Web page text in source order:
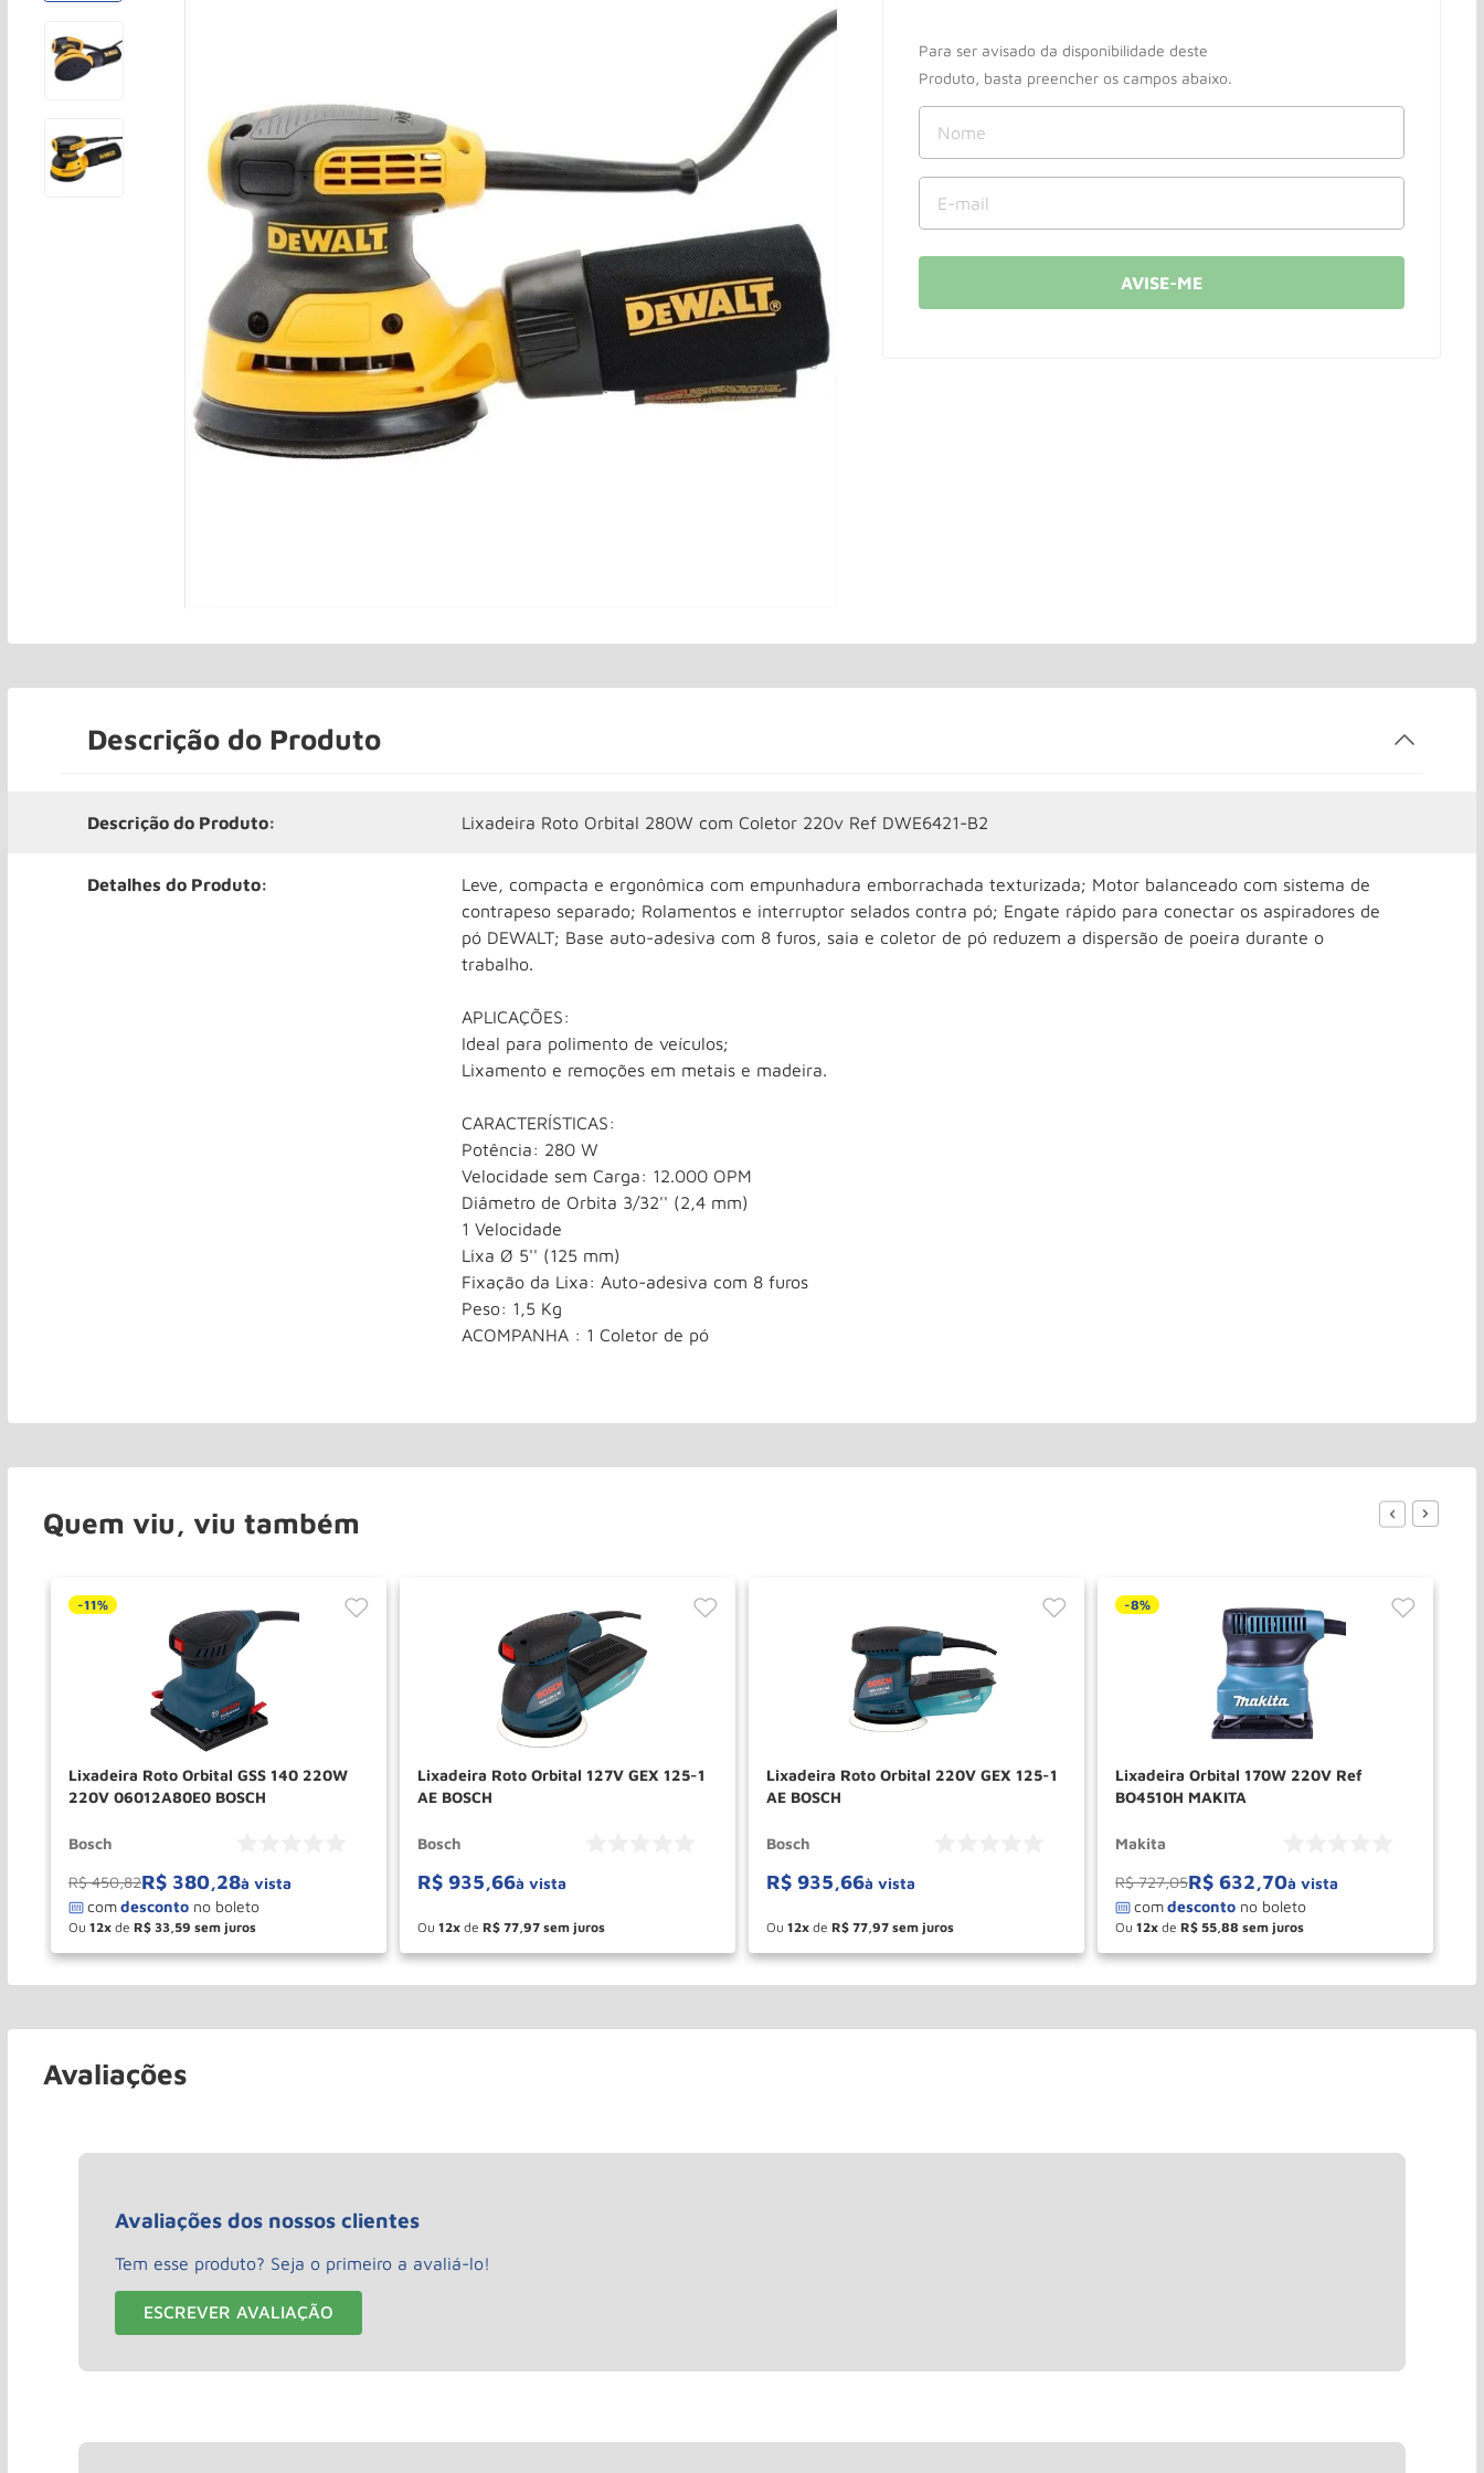
Descrição do Produto
Descrição do Produto: Lixadeira Roto Orbital 280W com Coletor 220v Ref DWE6421-B2
Detalhes do Produto:
Leve, compacta e ergonômica com empunhadura emborrachada texturizada; Motor balanceado com sistema de
contrapeso separado; Rolamentos e interruptor selados contra pó; Engate rápido para conectar os aspiradores de
pó DEWALT; Base auto-adesiva com 8 furos, saia e coletor de pó reduzem a dispersão de poeira durante o
trabalho.
APLICAÇÕES:
Ideal para polimento de veículos;
Lixamento e remoções em metais e madeira.
CARACTERÍSTICAS:
Potência: 280 W
Velocidade sem Carga: 12.000 OPM
Diâmetro de Orbita 3/32'' (2,4 mm)
1 Velocidade
Lixa Ø 5'' (125 mm)
Fixação da Lixa: Auto-adesiva com 8 furos
Peso: 1,5 Kg
ACOMPANHA : 1 Coletor de pó
Quem viu, viu também
-11%
Lixadeira Roto Orbital GSS 140 220W
220V 06012A80E0 BOSCH
Bosch
R$ 450,82R$ 380,28à vista
Ou 12 de R$ 33 59
＋
－ COMPRAR
Lixadeira Roto Orbital 127V GEX 125-1
AE BOSCH
Bosch
R$ 935,66à vista
Ou 12 de R$ 77 97
＋
－ COMPRAR
Lixadeira Roto Orbital 220V GEX 125-1
AE BOSCH
Bosch
R$ 935,66à vista
Ou 12 de R$ 77 97
＋
－ COMPRAR
-8%
Lixadeira Orbital 170W 220V Ref
BO4510H MAKITA
Makita
R$ 727,05R$ 632,70à vista
Ou 12 de R$ 55 88
＋
－ COMPRAR
Avaliações
Avaliações dos nossos clientes
Tem esse produto? Seja o primeiro a avaliá-lo!
ESCREVER AVALIAÇÃO